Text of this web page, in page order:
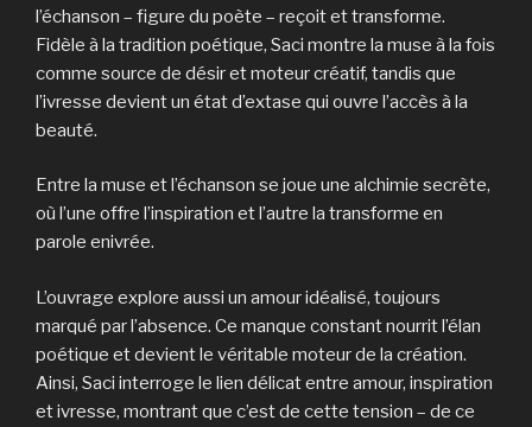
l’échanson – figure du poète – reçoit et transforme.
Fidèle à la tradition poétique, Saci montre la muse à la fois
comme source de désir et moteur créatif, tandis que
l’ivresse devient un état d’extase qui ouvre l’accès à la
beauté.
Entre la muse et l’échanson se joue une alchimie secrète,
où l’une offre l’inspiration et l’autre la transforme en
parole enivrée.
L’ouvrage explore aussi un amour idéalisé, toujours
marqué par l’absence. Ce manque constant nourrit l’élan
poétique et devient le véritable moteur de la création.
Ainsi, Saci interroge le lien délicat entre amour, inspiration
et ivresse, montrant que c’est de cette tension – de ce